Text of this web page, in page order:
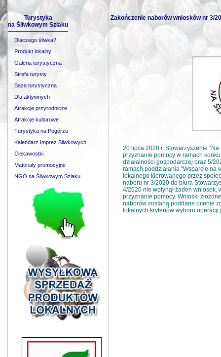
Turystyka
na Śliwkowym Szlaku
Dlaczego śliwka?
Produkt lokalny
Galeria turystyczna
Strefa turysty
Baza turystyczna
Dla aktywnych
Atrakcje przyrodnicze
Atrakcje kulturowe
Turystyka na Pogórzu
Kalendarz Imprez Śliwkowych
Ciekawostki
Materiały promocyjne
NGO na Śliwkowym Szlaku
Zakończenie naborów wniosków nr 3/
20 lipca 2020 r. Stowarzyszenie
przyznanie pomocy w ramach
działalności gospodarczej oraz 5/
ramach poddziałania ''Wsparcie na
lokalnego kierowanego przez
naboru nr 3/2020 do biura
4/2020 nie wpłynął żaden wniosek,
przyznanie pomocy. Wnioski
naborów zostaną poddane ocenie
lokalnych kryteriów wyboru